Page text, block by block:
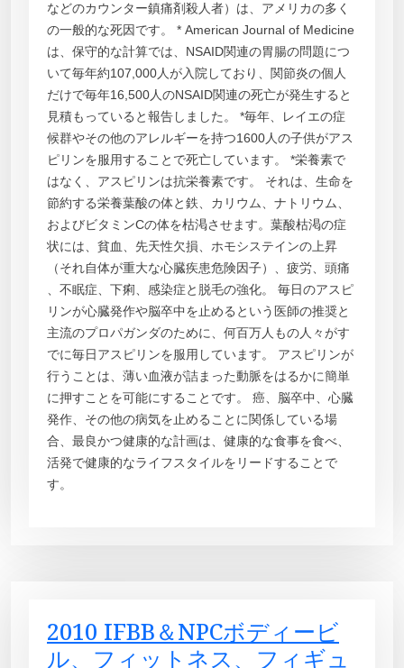
などのカウンター鎮痛剤殺人者）は、アメリカの多く
の一般的な死因です。 * American Journal of Medicine
は、保守的な計算では、NSAID関連の胃腸の問題につ
いて毎年約107,000人が入院しており、関節炎の個人
だけで毎年16,500人のNSAID関連の死亡が発生すると
見積もっていると報告しました。 *毎年、レイエの症
候群やその他のアレルギーを持つ1600人の子供がアス
ピリンを服用することで死亡しています。 *栄養素で
はなく、アスピリンは抗栄養素です。 それは、生命を
節約する栄養葉酸の体と鉄、カリウム、ナトリウム、
およびビタミンCの体を枯渇させます。葉酸枯渇の症
状には、貧血、先天性欠損、ホモシステインの上昇
（それ自体が重大な心臓疾患危険因子）、疲労、頭痛
、不眠症、下痢、感染症と脱毛の強化。 毎日のアスピ
リンが心臓発作や脳卒中を止めるという医師の推奨と
主流のプロパガンダのために、何百万人もの人々がす
でに毎日アスピリンを服用しています。 アスピリンが
行うことは、薄い血液が詰まった動脈をはるかに簡単
に押すことを可能にすることです。 癌、脳卒中、心臓
発作、その他の病気を止めることに関係している場
合、最良かつ健康的な計画は、健康的な食事を食べ、
活発で健康的なライフスタイルをリードすることで
す。
2010 IFBB＆NPCボディービ
ル、フィットネス、フィギュ